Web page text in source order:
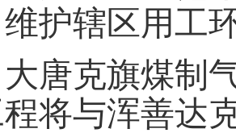
护辖区用工
克旗煤制气
将与浑善达